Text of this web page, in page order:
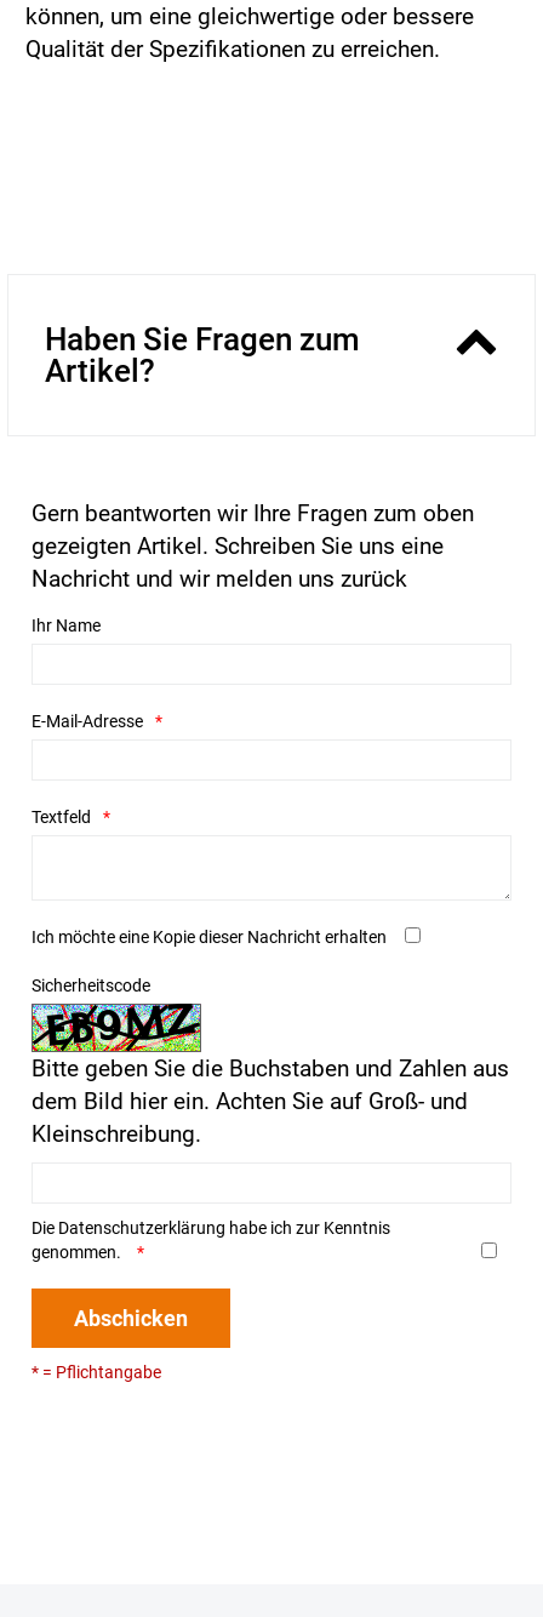
können, um eine gleichwertige oder bessere
Qualität der Spezifikationen zu erreichen.
Haben Sie Fragen zum
Artikel?
Gern beantworten wir Ihre Fragen zum oben
gezeigten Artikel. Schreiben Sie uns eine
Nachricht und wir melden uns zurück
Ihr Name
E-Mail-Adresse
Textfeld
Ich möchte eine Kopie dieser Nachricht erhalten
Sicherheitscode
Bitte geben Sie die Buchstaben und Zahlen aus
dem Bild hier ein. Achten Sie auf Groß- und
Kleinschreibung.
Die Datenschutzerklärung habe ich zur Kenntnis
genommen.
Abschicken
* = Pflichtangabe